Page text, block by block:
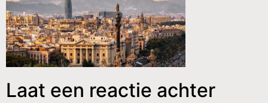
Laat een reactie achter